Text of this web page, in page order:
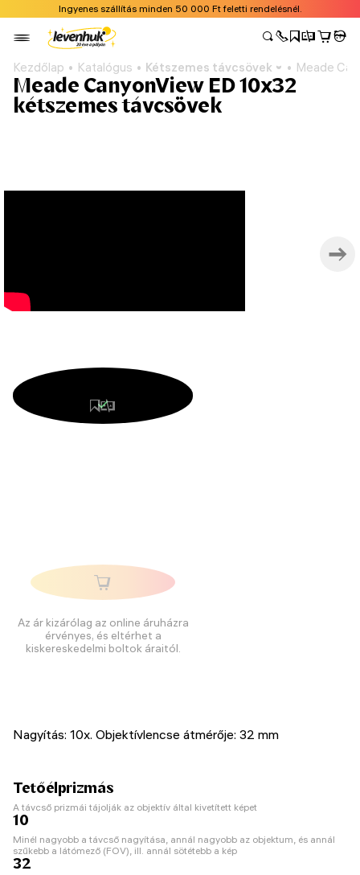
Ingyenes szállítás minden 50 000 Ft feletti rendelésnél.
Kezdőlap Katalógus Kétszemes távcsövek Meade
Meade CanyonView ED 10x32
kétszemes távcsövek
Az ár kizárólag az online áruházra
érvényes, és eltérhet a
kiskereskedelmi boltok áraitól.
Nagyítás: 10x. Objektívlencse átmérője: 32 mm
Tetőélprizmás
A távcső prizmái tájolják az objektív által kivetített képet
10
Minél nagyobb a távcső nagyítása, annál nagyobb az objektum, és annál
szűkebb a látómező (FOV), ill. annál sötétebb a kép
32